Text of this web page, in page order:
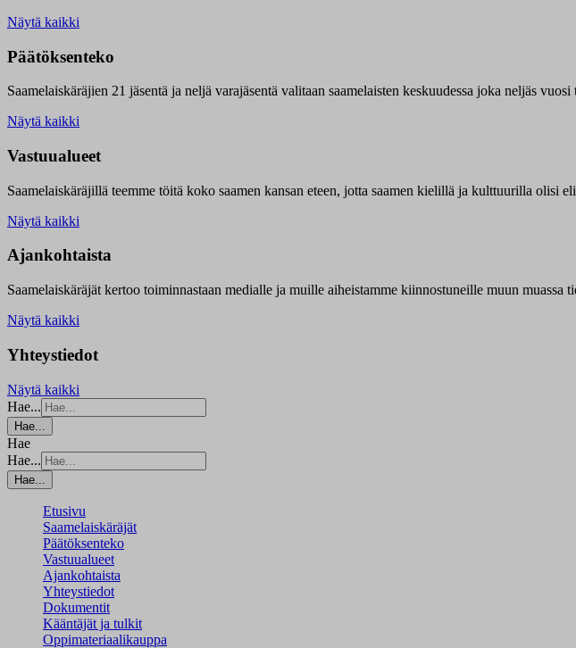
Näytä kaikki
Päätöksenteko
Saamelaiskäräjien 21 jäsentä ja neljä varajäsentä valitaan saamelaisten keskuudessa joka neljäs
Näytä kaikki
Vastuualueet
Saamelaiskäräjillä teemme töitä koko saamen kansan eteen, jotta saamen kielillä ja kulttuurilla olisi
Näytä kaikki
Ajankohtaista
Saamelaiskäräjät kertoo toiminnastaan medialle ja muille aiheistamme kiinnostuneille muun muassa
Näytä kaikki
Yhteystiedot
Näytä kaikki
Hae...
Hae...
Hae
Hae...
Hae...
Etusivu
Saamelaiskäräjät
Päätöksenteko
Vastuualueet
Ajankohtaista
Yhteystiedot
Dokumentit
Kääntäjät ja tulkit
Oppimateriaalikauppa